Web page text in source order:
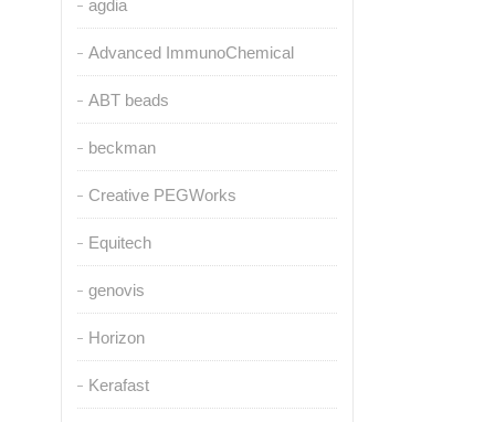
agdia
Advanced ImmunoChemical
ABT beads
beckman
Creative PEGWorks
Equitech
genovis
Horizon
Kerafast